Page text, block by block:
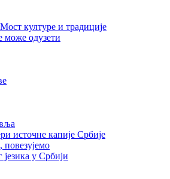
културе и традиције
може одузети
источне капије Србије
језика у Србији